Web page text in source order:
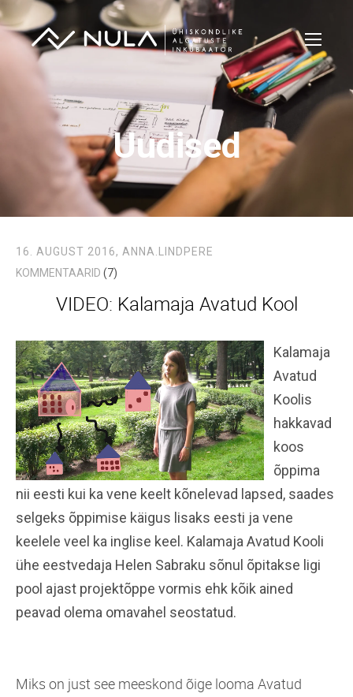
Uudised
16. AUGUST 2016, ANNA.LINDPERE
KOMMENTAARID (7)
VIDEO: Kalamaja Avatud Kool
Kalamaja
Avatud
Koolis
hakkavad
koos
õppima
nii eesti kui ka vene keelt kõnelevad lapsed, saades
selgeks õppimise käigus lisaks eesti ja vene
keelele veel ka inglise keel. Kalamaja Avatud Kooli
ühe eestvedaja Helen Sabraku sõnul õpitakse ligi
pool ajast projektõppe vormis ehk kõik ained
peavad olema omavahel seostatud.
Miks on just see meeskond õige looma Avatud